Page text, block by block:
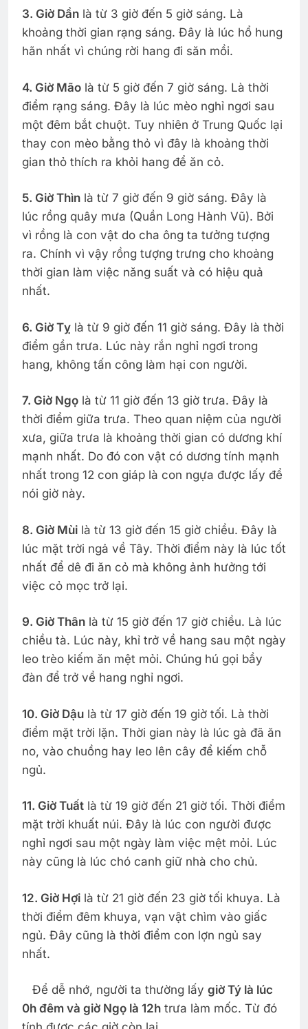
3. Giờ Dần là từ 3 giờ đến 5 giờ sáng. Là
khoảng thời gian rạng sáng. Đây là lúc hổ hung
hãn nhất vì chúng rời hang đi săn mồi.
4. Giờ Mão là từ 5 giờ đến 7 giờ sáng. Là thời
điểm rạng sáng. Đây là lúc mèo nghỉ ngơi sau
một đêm bắt chuột. Tuy nhiên ở Trung Quốc lại
thay con mèo bằng thỏ vì đây là khoảng thời
gian thỏ thích ra khỏi hang để ăn cỏ.
5. Giờ Thìn là từ 7 giờ đến 9 giờ sáng. Đây là
lúc rồng quây mưa (Quần Long Hành Vũ). Bởi
vì rồng là con vật do cha ông ta tưởng tượng
ra. Chính vì vậy rồng tượng trưng cho khoảng
thời gian làm việc năng suất và có hiệu quả
nhất.
6. Giờ Tỵ là từ 9 giờ đến 11 giờ sáng. Đây là thời
điểm gần trưa. Lúc này rắn nghỉ ngơi trong
hang, không tấn công làm hại con người.
7. Giờ Ngọ là từ 11 giờ đến 13 giờ trưa. Đây là
thời điểm giữa trưa. Theo quan niệm của người
xưa, giữa trưa là khoảng thời gian có dương khí
mạnh nhất. Do đó con vật có dương tính mạnh
nhất trong 12 con giáp là con ngựa được lấy để
nói giờ này.
8. Giờ Mùi là từ 13 giờ đến 15 giờ chiều. Đây là
lúc mặt trời ngả về Tây. Thời điểm này là lúc tốt
nhất để dê đi ăn cỏ mà không ảnh hưởng tới
việc cỏ mọc trở lại.
9. Giờ Thân là từ 15 giờ đến 17 giờ chiều. Là lúc
chiều tà. Lúc này, khỉ trở về hang sau một ngày
leo trèo kiếm ăn mệt mỏi. Chúng hú gọi bầy
đàn để trở về hang nghỉ ngơi.
10. Giờ Dậu là từ 17 giờ đến 19 giờ tối. Là thời
điểm mặt trời lặn. Thời gian này là lúc gà đã ăn
no, vào chuồng hay leo lên cây để kiếm chỗ
ngủ.
11. Giờ Tuất là từ 19 giờ đến 21 giờ tối. Thời điểm
mặt trời khuất núi. Đây là lúc con người được
nghỉ ngơi sau một ngày làm việc mệt mỏi. Lúc
này cũng là lúc chó canh giữ nhà cho chủ.
12. Giờ Hợi là từ 21 giờ đến 23 giờ tối khuya. Là
thời điểm đêm khuya, vạn vật chìm vào giấc
ngủ. Đây cũng là thời điểm con lợn ngủ say
nhất.
Để dễ nhớ, người ta thường lấy giờ Tý là lúc
0h đêm và giờ Ngọ là 12h trưa làm mốc. Từ đó